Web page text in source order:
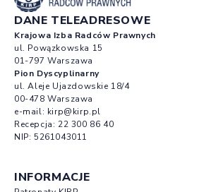
DANE TELEADRESOWE
Krajowa Izba Radców Prawnych
ul. Powązkowska 15
01-797 Warszawa
Pion Dyscyplinarny
ul. Aleje Ujazdowskie 18/4
00-478 Warszawa
e-mail: kirp@kirp.pl
Recepcja: 22 300 86 40
NIP: 5261043011
INFORMACJE